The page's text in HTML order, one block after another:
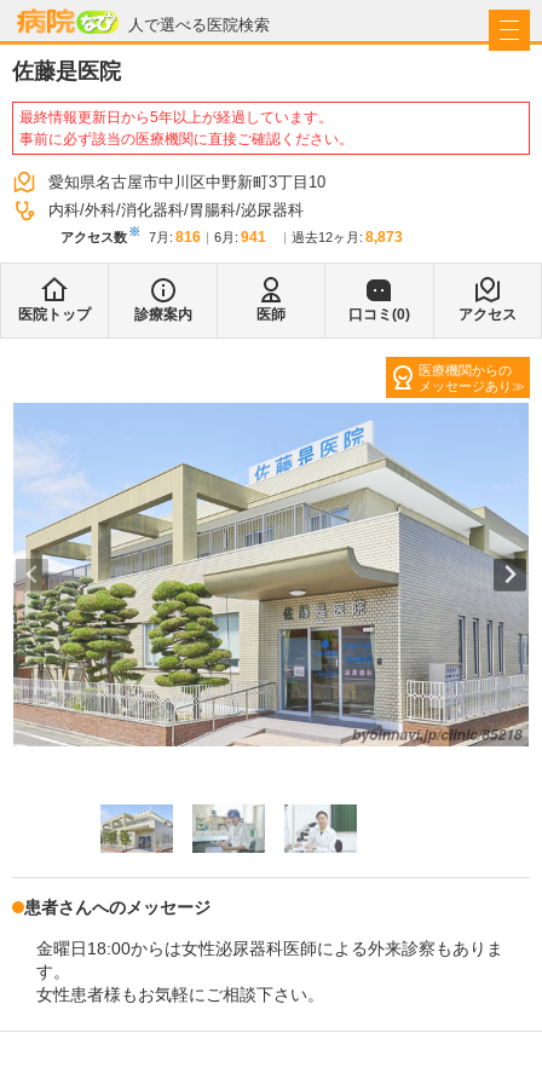
人で選べる医院検索
病院なび
佐藤是医院
最終情報更新日から5年以上が経過しています。
事前に必ず該当の医療機関に直接ご確認ください。
愛知県名古屋市中川区中野新町3丁目10
内科 外科 消化器科 胃腸科 泌尿器科
アクセス数※ 7月 : 816 6月 : 941 過去12ヶ月: 8,873
医院トップ 診療案内 医師 口コミ(0) アクセス
医療機関からの
メッセージあり
患者さんへのメッセージ
金曜日18:00からは女性泌尿器科医師による外来診察もありま
す。
女性患者様もお気軽にご相談下さい。